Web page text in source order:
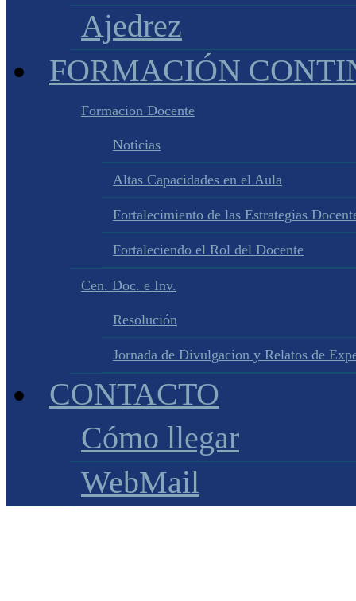
Ajedrez
FORMACIÓN
Formacion Docente
Noticias
Altas Capacidades en el Aula
Fortalecimiento de las Estrategias
Fortaleciendo el Rol del Docente
Cen. Doc. e Inv.
Resolución
Jornada de Divulgacion y Relatos de
CONTACTO
Cómo llegar
WebMail